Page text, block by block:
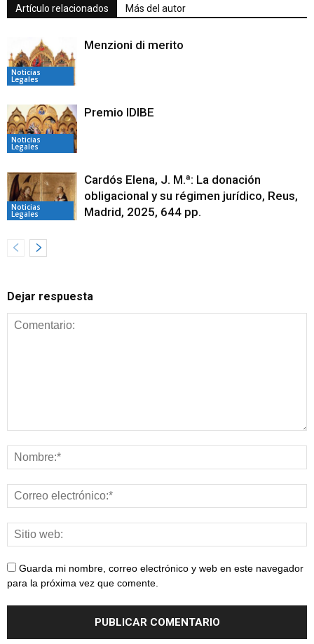
Artículo relacionados Más del autor
Noticias
Legales
Menzioni di merito
Noticias
Legales
Premio IDIBE
Noticias
Legales
Cardós Elena, J. M.ª: La donación
obligacional y su régimen jurídico, Reus,
Madrid, 2025, 644 pp.
Dejar respuesta
Guarda mi nombre, correo electrónico y web en este navegador
para la próxima vez que comente.